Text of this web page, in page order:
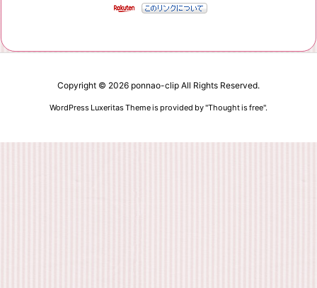
Copyright © 2026 ponnao-clip All Rights Reserved.
WordPress Luxeritas Theme is provided by "Thought is free".